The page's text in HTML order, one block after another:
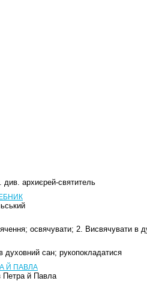
архиєрей-святитель
освячувати; 2. Висвячувати в
духовний сан; рукопокладатися
Й ПАВЛА
Петра й Павла